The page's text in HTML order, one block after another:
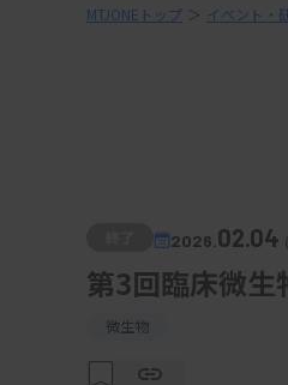
MTJONEトップ ＞ イベント・
2026. 02.04
第3回臨床微生
微生物